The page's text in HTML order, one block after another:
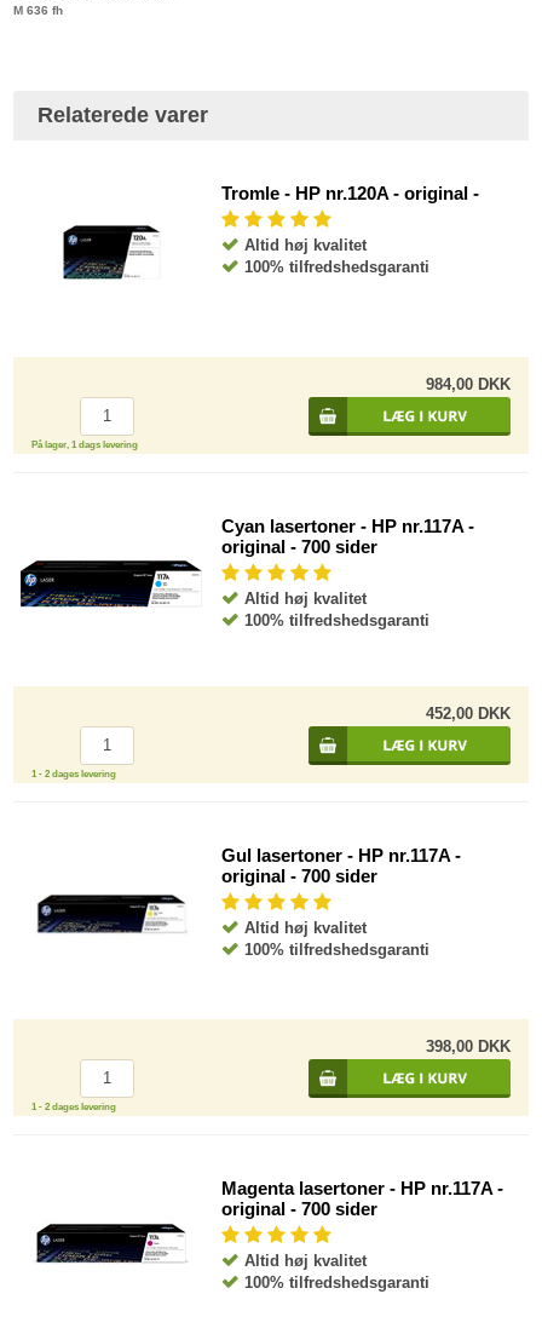
M 636 fh
Relaterede varer
Tromle - HP nr.120A - original -
Altid høj kvalitet
100% tilfredshedsgaranti
984,00 DKK
På lager, 1 dags levering
Cyan lasertoner - HP nr.117A -
original - 700 sider
Altid høj kvalitet
100% tilfredshedsgaranti
452,00 DKK
1 - 2 dages levering
Gul lasertoner - HP nr.117A -
original - 700 sider
Altid høj kvalitet
100% tilfredshedsgaranti
398,00 DKK
1 - 2 dages levering
Magenta lasertoner - HP nr.117A -
original - 700 sider
Altid høj kvalitet
100% tilfredshedsgaranti